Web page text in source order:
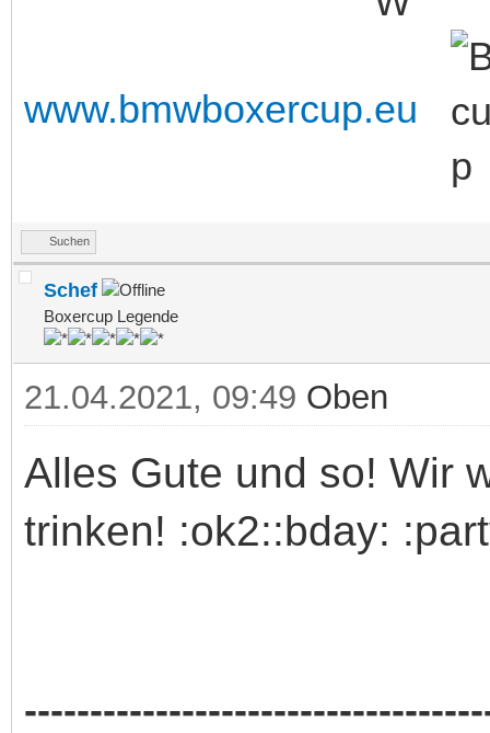
www.bmwboxercup.eu
Suchen
Schef
Boxercup Legende
21.04.2021, 09:49 Oben
Alles Gute und so! Wir
trinken! :ok2::bday: